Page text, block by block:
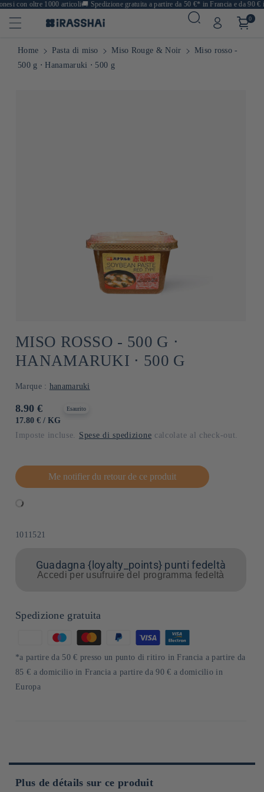
con oltre 1000 articoli🚚Spedizione gratuita a partire da 50 €* in Francia e da 90 €
0
Home Pasta di miso Miso Rouge & Noir
Miso rosso -
500 g ⋅ Hanamaruki ⋅ 500 g
MISO ROSSO - 500 G ⋅
HANAMARUKI ⋅ 500 G
Marque : hanamaruki
Prezzo
di
8.90 €
PREZZO
17.80 € / PER
KG
Esaurito
Imposte incluse. Spese di spedizione calcolate al check-out.
Me notifier du retour de ce produit
SKU:
1011521
Guadagna {loyalty_points} punti fedeltà
Accedi per usufruire del programma fedeltà
Spedizione gratuita
di
pagamento
*a partire da 50 € presso un punto di ritiro in Francia a partire da
85 € a domicilio in Francia a partire da 90 € a domicilio in
Europa
Plus de détails sur ce produit